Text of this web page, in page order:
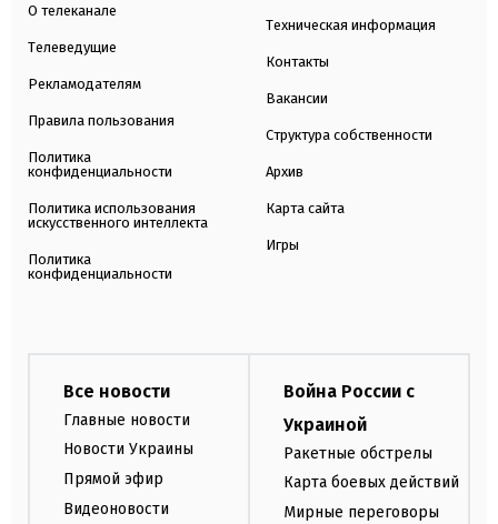
О телеканале
Телеведущие
Рекламодателям
Правила пользования
Политика
конфиденциальности
Политика использования
искусственного интеллекта
Политика
конфиденциальности
Техническая информация
Контакты
Вакансии
Структура собственности
Архив
Карта сайта
Игры
Все новости
Главные новости
Новости Украины
Прямой эфир
Видеоновости
Война России с
Украиной
Ракетные обстрелы
Карта боевых действий
Мирные переговоры